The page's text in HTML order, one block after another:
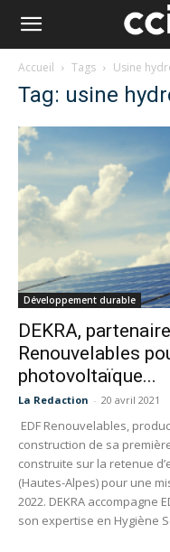
Accueil Tags Usine
Tag: usine
Développement durable
DEKRA,
Renouvelables
photovoltaïque...
La Redaction - 20 avril 2021
EDF Renouvelables,
construction de sa
construite sur la retenue
(Hautes-Alpes) pour une
2022. DEKRA accompagne
son expertise en Hygiène